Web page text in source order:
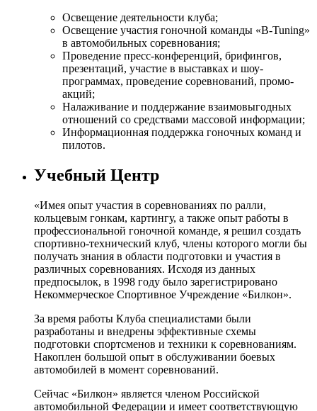
Освещение деятельности клуба;
Освещение участия гоночной команды «B-Tuning»
в автомобильных соревнования;
Проведение пресс-конференций, брифингов,
презентаций, участие в выставках и шоу-
программах, проведение соревнований, промо-
акций;
Налаживание и поддержание взаимовыгодных
отношений со средствами массовой информации;
Информационная поддержка гоночных команд и
пилотов.
Учебный Центр
«Имея опыт участия в соревнованиях по ралли,
кольцевым гонкам, картингу, а также опыт работы в
профессиональной гоночной команде, я решил создать
спортивно-технический клуб, члены которого могли бы
получать знания в области подготовки и участия в
различных соревнованиях. Исходя из данных
предпосылок, в 1998 году было зарегистрировано
Некоммерческое Спортивное Учреждение «Билкон».
За время работы Клуба специалистами были
разработаны и внедрены эффективные схемы
подготовки спортсменов и техники к соревнованиям.
Накоплен большой опыт в обслуживании боевых
автомобилей в момент соревнований.
Сейчас «Билкон» является членом Российской
автомобильной Федерации и имеет соответствующую